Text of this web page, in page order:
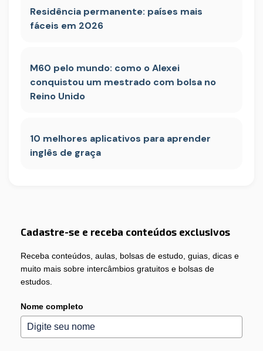
Residência permanente: países mais
fáceis em 2026
M60 pelo mundo: como o Alexei
conquistou um mestrado com bolsa no
Reino Unido
10 melhores aplicativos para aprender
inglês de graça
Cadastre-se e receba conteúdos exclusivos
Receba conteúdos, aulas, bolsas de estudo, guias, dicas e
muito mais sobre intercâmbios gratuitos e bolsas de
estudos.
Nome completo